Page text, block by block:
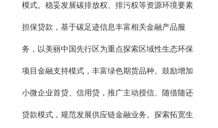
模式。稳妥发展碳排放权、排污权等资源环境要素
担保贷款，基于碳足迹信息丰富相关金融产品服
务，以美丽中国先行区为重点探索区域性生态环保
项目金融支持模式，丰富绿色期货品种。鼓励增加
小微企业首贷、信用贷，推广主动授信、随借随还
贷款模式，规范发展供应链金融业务。探索拓宽生